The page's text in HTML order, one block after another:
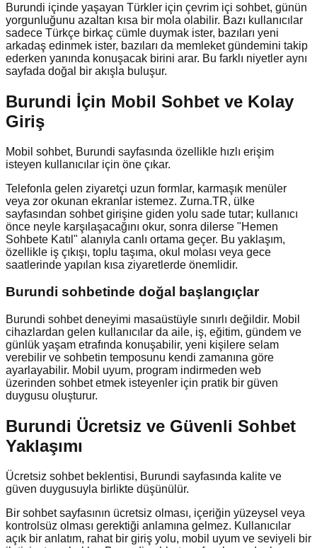
Burundi içinde yaşayan Türkler için çevrim içi sohbet, günün
yorgunluğunu azaltan kısa bir mola olabilir. Bazı kullanıcılar
sadece Türkçe birkaç cümle duymak ister, bazıları yeni
arkadaş edinmek ister, bazıları da memleket gündemini takip
ederken yanında konuşacak birini arar. Bu farklı niyetler aynı
sayfada doğal bir akışla buluşur.
Burundi İçin Mobil Sohbet ve Kolay
Giriş
Mobil sohbet, Burundi sayfasında özellikle hızlı erişim
isteyen kullanıcılar için öne çıkar.
Telefonla gelen ziyaretçi uzun formlar, karmaşık menüler
veya zor okunan ekranlar istemez. Zurna.TR, ülke
sayfasından sohbet girişine giden yolu sade tutar; kullanıcı
önce neyle karşılaşacağını okur, sonra dilerse "Hemen
Sohbete Katıl" alanıyla canlı ortama geçer. Bu yaklaşım,
özellikle iş çıkışı, toplu taşıma, okul molası veya gece
saatlerinde yapılan kısa ziyaretlerde önemlidir.
Burundi sohbetinde doğal başlangıçlar
Burundi sohbet deneyimi masaüstüyle sınırlı değildir. Mobil
cihazlardan gelen kullanıcılar da aile, iş, eğitim, gündem ve
günlük yaşam etrafında konuşabilir, yeni kişilere selam
verebilir ve sohbetin temposunu kendi zamanına göre
ayarlayabilir. Mobil uyum, program indirmeden web
üzerinden sohbet etmek isteyenler için pratik bir güven
duygusu oluşturur.
Burundi Ücretsiz ve Güvenli Sohbet
Yaklaşımı
Ücretsiz sohbet beklentisi, Burundi sayfasında kalite ve
güven duygusuyla birlikte düşünülür.
Bir sohbet sayfasının ücretsiz olması, içeriğin yüzeysel veya
kontrolsüz olması gerektiği anlamına gelmez. Kullanıcılar
açık bir anlatım, rahat bir giriş yolu, mobil uyum ve seviyeli bir